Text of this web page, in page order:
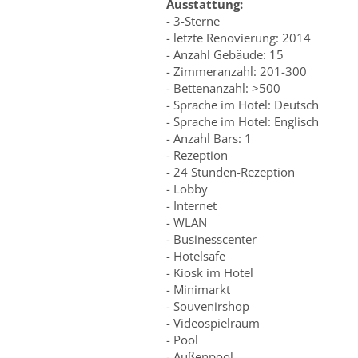
Ausstattung:
- 3-Sterne
- letzte Renovierung: 2014
- Anzahl Gebäude: 15
- Zimmeranzahl: 201-300
- Bettenanzahl: >500
- Sprache im Hotel: Deutsch
- Sprache im Hotel: Englisch
- Anzahl Bars: 1
- Rezeption
- 24 Stunden-Rezeption
- Lobby
- Internet
- WLAN
- Businesscenter
- Hotelsafe
- Kiosk im Hotel
- Minimarkt
- Souvenirshop
- Videospielraum
- Pool